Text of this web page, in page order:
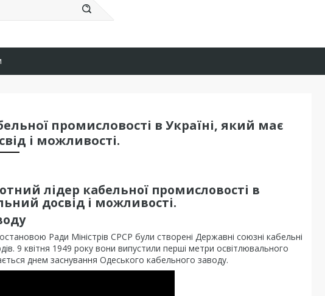
промисловості в Україні, який має
і можливості.
лідер кабельної промисловості в
досвід і можливості.
Ради Міністрів СРСР були створені Державні союзні кабельні
9 квітня 1949 року вони випустили перші метри освітлювального
днем заснування Одеського кабельного заводу.